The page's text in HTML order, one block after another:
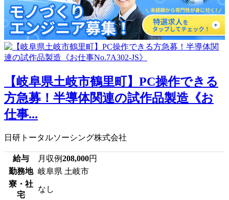
【岐阜県土岐市鶴里町】PC操作できる
方急募！半導体関連の試作品製造《お
仕事...
日研トータルソーシング株式会社
給与 月収例208,000円
勤務地 岐阜県 土岐市
寮・社
宅
なし